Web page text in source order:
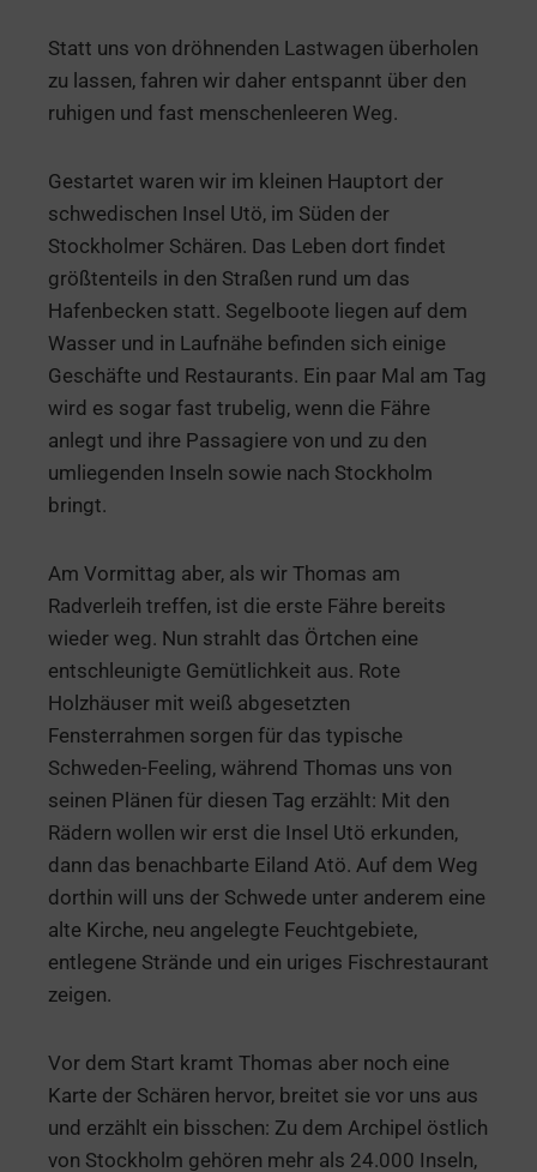
Statt uns von dröhnenden Lastwagen überholen
zu lassen, fahren wir daher entspannt über den
ruhigen und fast menschenleeren Weg.
Gestartet waren wir im kleinen Hauptort der
schwedischen Insel Utö, im Süden der
Stockholmer Schären. Das Leben dort findet
größtenteils in den Straßen rund um das
Hafenbecken statt. Segelboote liegen auf dem
Wasser und in Laufnähe befinden sich einige
Geschäfte und Restaurants. Ein paar Mal am Tag
wird es sogar fast trubelig, wenn die Fähre
anlegt und ihre Passagiere von und zu den
umliegenden Inseln sowie nach Stockholm
bringt.
Am Vormittag aber, als wir Thomas am
Radverleih treffen, ist die erste Fähre bereits
wieder weg. Nun strahlt das Örtchen eine
entschleunigte Gemütlichkeit aus. Rote
Holzhäuser mit weiß abgesetzten
Fensterrahmen sorgen für das typische
Schweden-Feeling, während Thomas uns von
seinen Plänen für diesen Tag erzählt: Mit den
Rädern wollen wir erst die Insel Utö erkunden,
dann das benachbarte Eiland Atö. Auf dem Weg
dorthin will uns der Schwede unter anderem eine
alte Kirche, neu angelegte Feuchtgebiete,
entlegene Strände und ein uriges Fischrestaurant
zeigen.
Vor dem Start kramt Thomas aber noch eine
Karte der Schären hervor, breitet sie vor uns aus
und erzählt ein bisschen: Zu dem Archipel östlich
von Stockholm gehören mehr als 24.000 Inseln,